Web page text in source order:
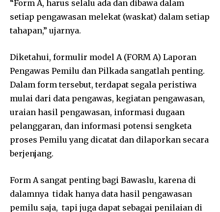
“Form A, harus selalu ada dan dibawa dalam
setiap pengawasan melekat (waskat) dalam setiap
tahapan,” ujarnya.
Diketahui, formulir model A (FORM A) Laporan
Pengawas Pemilu dan Pilkada sangatlah penting.
Dalam form tersebut, terdapat segala peristiwa
mulai dari data pengawas, kegiatan pengawasan,
uraian hasil pengawasan, informasi dugaan
pelanggaran, dan informasi potensi sengketa
proses Pemilu yang dicatat dan dilaporkan secara
berjenjang.
Form A sangat penting bagi Bawaslu, karena di
dalamnya tidak hanya data hasil pengawasan
pemilu saja, tapi juga dapat sebagai penilaian di